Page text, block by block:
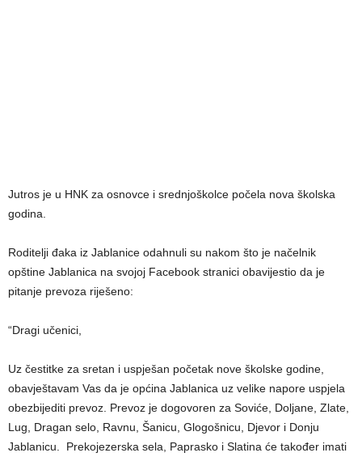
Jutros je u HNK za osnovce i srednjoškolce počela nova školska
godina.
Roditelji đaka iz Jablanice odahnuli su nakom što je načelnik
opštine Jablanica na svojoj Facebook stranici obavijestio da je
pitanje prevoza riješeno:
“Dragi učenici,
Uz čestitke za sretan i uspješan početak nove školske godine,
obavještavam Vas da je općina Jablanica uz velike napore uspjela
obezbijediti prevoz. Prevoz je dogovoren za Soviće, Doljane, Zlate,
Lug, Dragan selo, Ravnu, Šanicu, Glogošnicu, Djevor i Donju
Jablanicu. Prekojezerska sela, Paprasko i Slatina će također imati